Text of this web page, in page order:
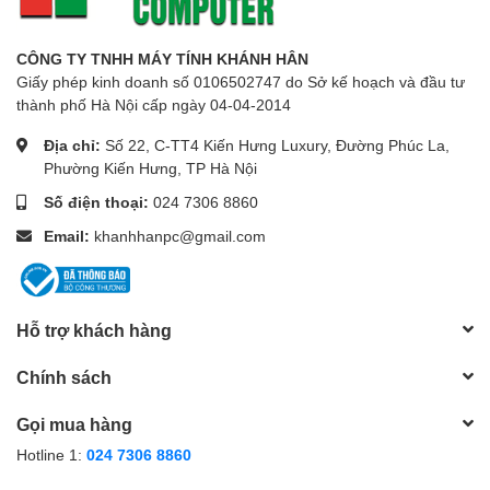
CÔNG TY TNHH MÁY TÍNH KHÁNH HÂN
Giấy phép kinh doanh số 0106502747 do Sở kế hoạch và đầu tư
thành phố Hà Nội cấp ngày 04-04-2014
Địa chỉ: Số 22, C-TT4 Kiến Hưng Luxury, Đường Phúc La,
Phường Kiến Hưng, TP Hà Nội
Số điện thoại: 024 7306 8860
Email: khanhhanpc@gmail.com
Hỗ trợ khách hàng
Chính sách
Gọi mua hàng
Hotline 1: 024 7306 8860